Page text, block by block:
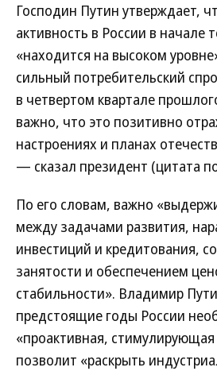
Господин Путин утверждает,
активность в России в начале
«находится на высоком
сильный потребительский
в четвертом квартале
важно, что это позитивно
настроениях и планах
— сказал президент (цитата
По его словам, важно
между задачами развития,
инвестиций и кредитования,
занятости и обеспечением
стабильности». Владимир
предстоящие годы России
«проактивная,
позволит «раскрыть